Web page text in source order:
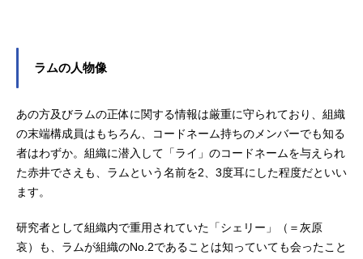
ラムの人物像
あの方及びラムの正体に関する情報は厳重に守られており、組織
の末端構成員はもちろん、コードネーム持ちのメンバーでも知る
者はわずか。組織に潜入して「ライ」のコードネームを与えられ
た赤井でさえも、ラムという名前を2、3度耳にした程度だといい
ます。
研究者として組織内で重用されていた「シェリー」（＝灰原
哀）も、ラムが組織のNo.2であることは知っていても会ったこと